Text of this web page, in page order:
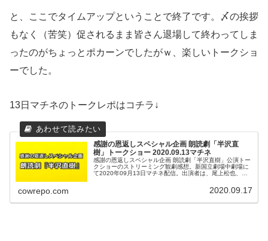
と、ここでタイムアップということで終了です。〆の挨拶
もなく（苦笑）促されるまま皆さん退場して終わってしま
ったのがちょっとポカーンでしたがｗ、楽しいトークショ
ーでした。
13日マチネのトークレポはコチラ↓
感謝の恩返しスペシャル企画 朗読劇「半沢直
樹」トークショー 2020.09.13マチネ
感謝の恩返しスペシャル企画 朗読劇「半沢直樹」公演トー
クショーのストリーミング観劇感想。新国立劇場中劇場に
て2020年09月13日マチネ配信。出演者は、尾上松也、山
cowrepo.com 2020.09.17